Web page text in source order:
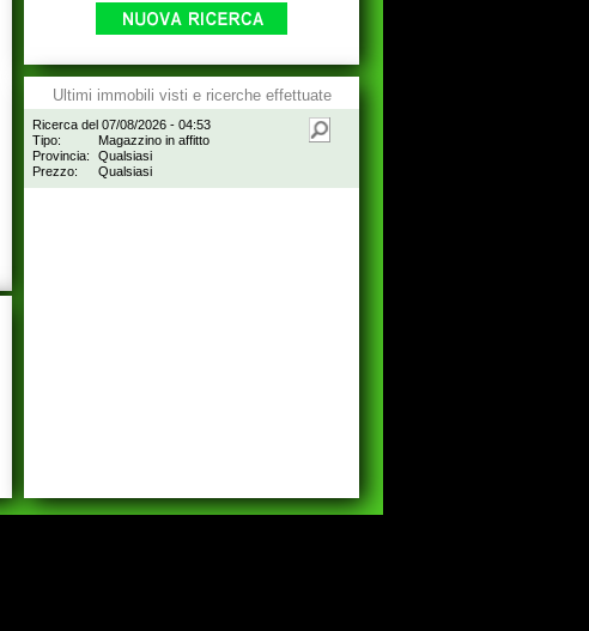
Ultimi immobili visti e ricerche effettuate
Ricerca del 07/08/2026 - 04:53
Tipo:
Magazzino in affitto
Provincia:
Qualsiasi
Prezzo:
Qualsiasi